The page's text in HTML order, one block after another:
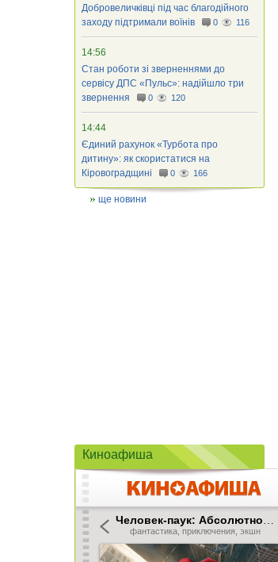
Добровеличківці під час благодійного
заходу підтримали воїнів
0 116
14:56
Стан роботи зі зверненнями до
сервісу ДПС «Пульс»: надійшло три
звернення
0 120
14:44
Єдиний рахунок «Турбота про
дитину»: як скористатися на
Кіровоградщині
0 166
ще новини
Киноафиша